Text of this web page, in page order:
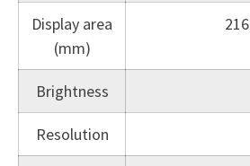
Display area
(mm)
Brightness
Resolution